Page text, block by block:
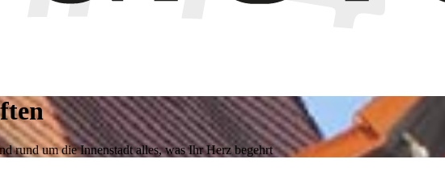
rund um die Innenstadt alles, was Ihr Herz begehrt